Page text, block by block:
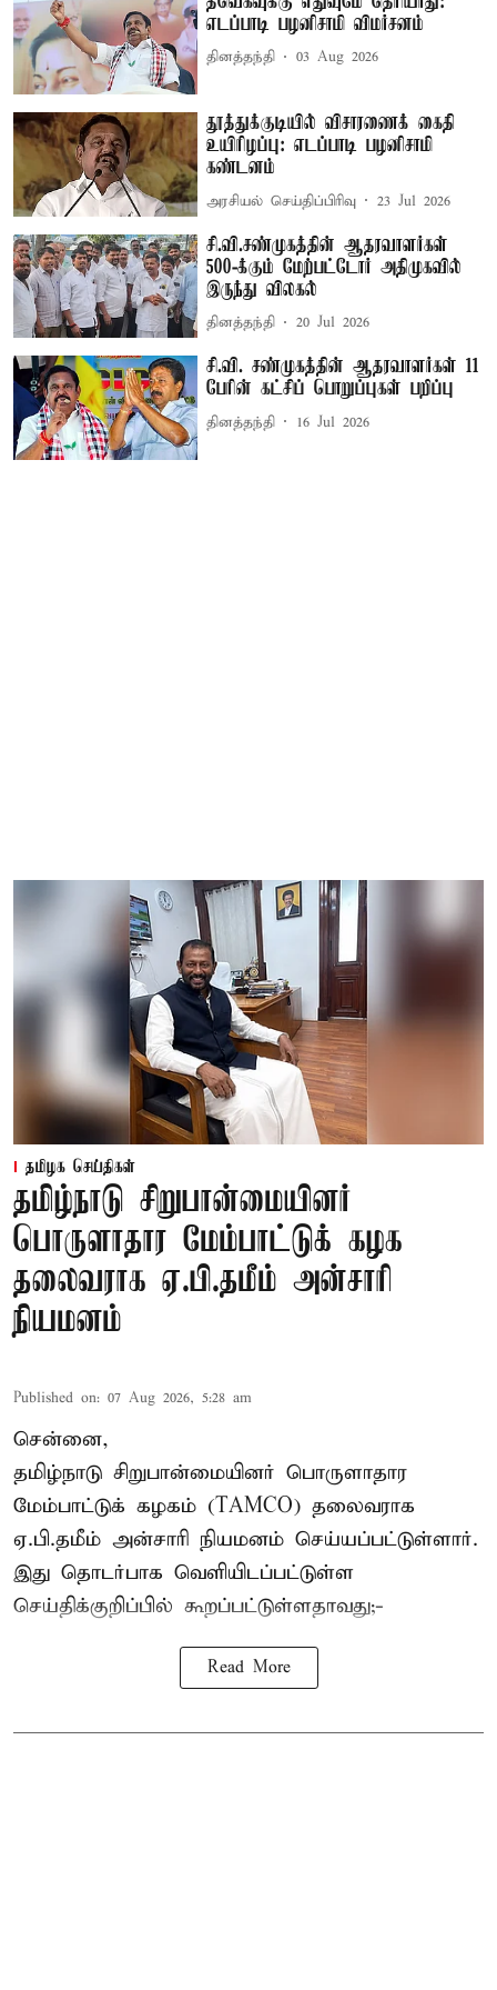
எடப்பாடி பழனிசாமி விமர்சனம்
தினத்தந்தி 03 Aug 2026
தூத்துக்குடியில் விசாரணைக் கைதி
உயிரிழப்பு: எடப்பாடி பழனிசாமி
கண்டனம்
அரசியல் செய்திப்பிரிவு 23 Jul 2026
சி.வி.சண்முகத்தின் ஆதரவாளர்கள்
500-க்கும் மேற்பட்டோர் அதிமுகவில்
இருந்து விலகல்
தினத்தந்தி 20 Jul 2026
சி.வி. சண்முகத்தின் ஆதரவாளர்கள் 11
பேரின் கட்சிப் பொறுப்புகள் பறிப்பு
தினத்தந்தி 16 Jul 2026
தமிழக செய்திகள்
தமிழ்நாடு சிறுபான்மையினர்
பொருளாதார மேம்பாட்டுக் கழக
தலைவராக ஏ.பி.தமீம் அன்சாரி
நியமனம்
Published on: 07 Aug 2026, 5:28 am
சென்னை,
தமிழ்நாடு சிறுபான்மையினர் பொருளாதார
மேம்பாட்டுக் கழகம் (TAMCO) தலைவராக
ஏ.பி.தமீம் அன்சாரி நியமனம் செய்யப்பட்டுள்ளார்.
இது தொடர்பாக வெளியிடப்பட்டுள்ள
செய்திக்குறிப்பில் கூறப்பட்டுள்ளதாவது;-
Read More